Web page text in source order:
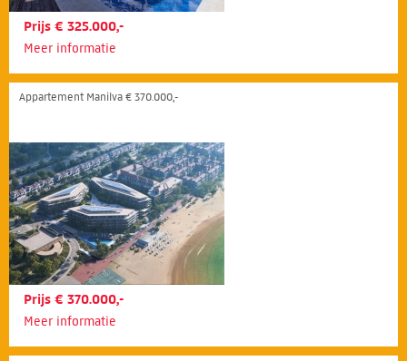
Prijs € 325.000,-
Meer informatie
Appartement Manilva € 370.000,-
Prijs € 370.000,-
Meer informatie